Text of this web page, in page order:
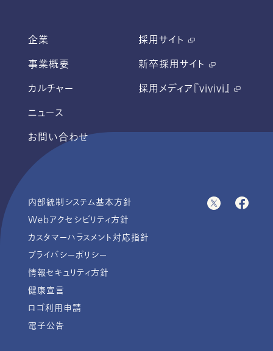
企業
事業概要
カルチャー
ニュース
お問い合わせ
採用サイト
新卒採用サイト
採用メディア『vivivi』
内部統制システム基本方針
Webアクセシビリティ方針
カスタマーハラスメント対応指針
プライバシーポリシー
情報セキュリティ方針
健康宣言
ロゴ利用申請
電子公告